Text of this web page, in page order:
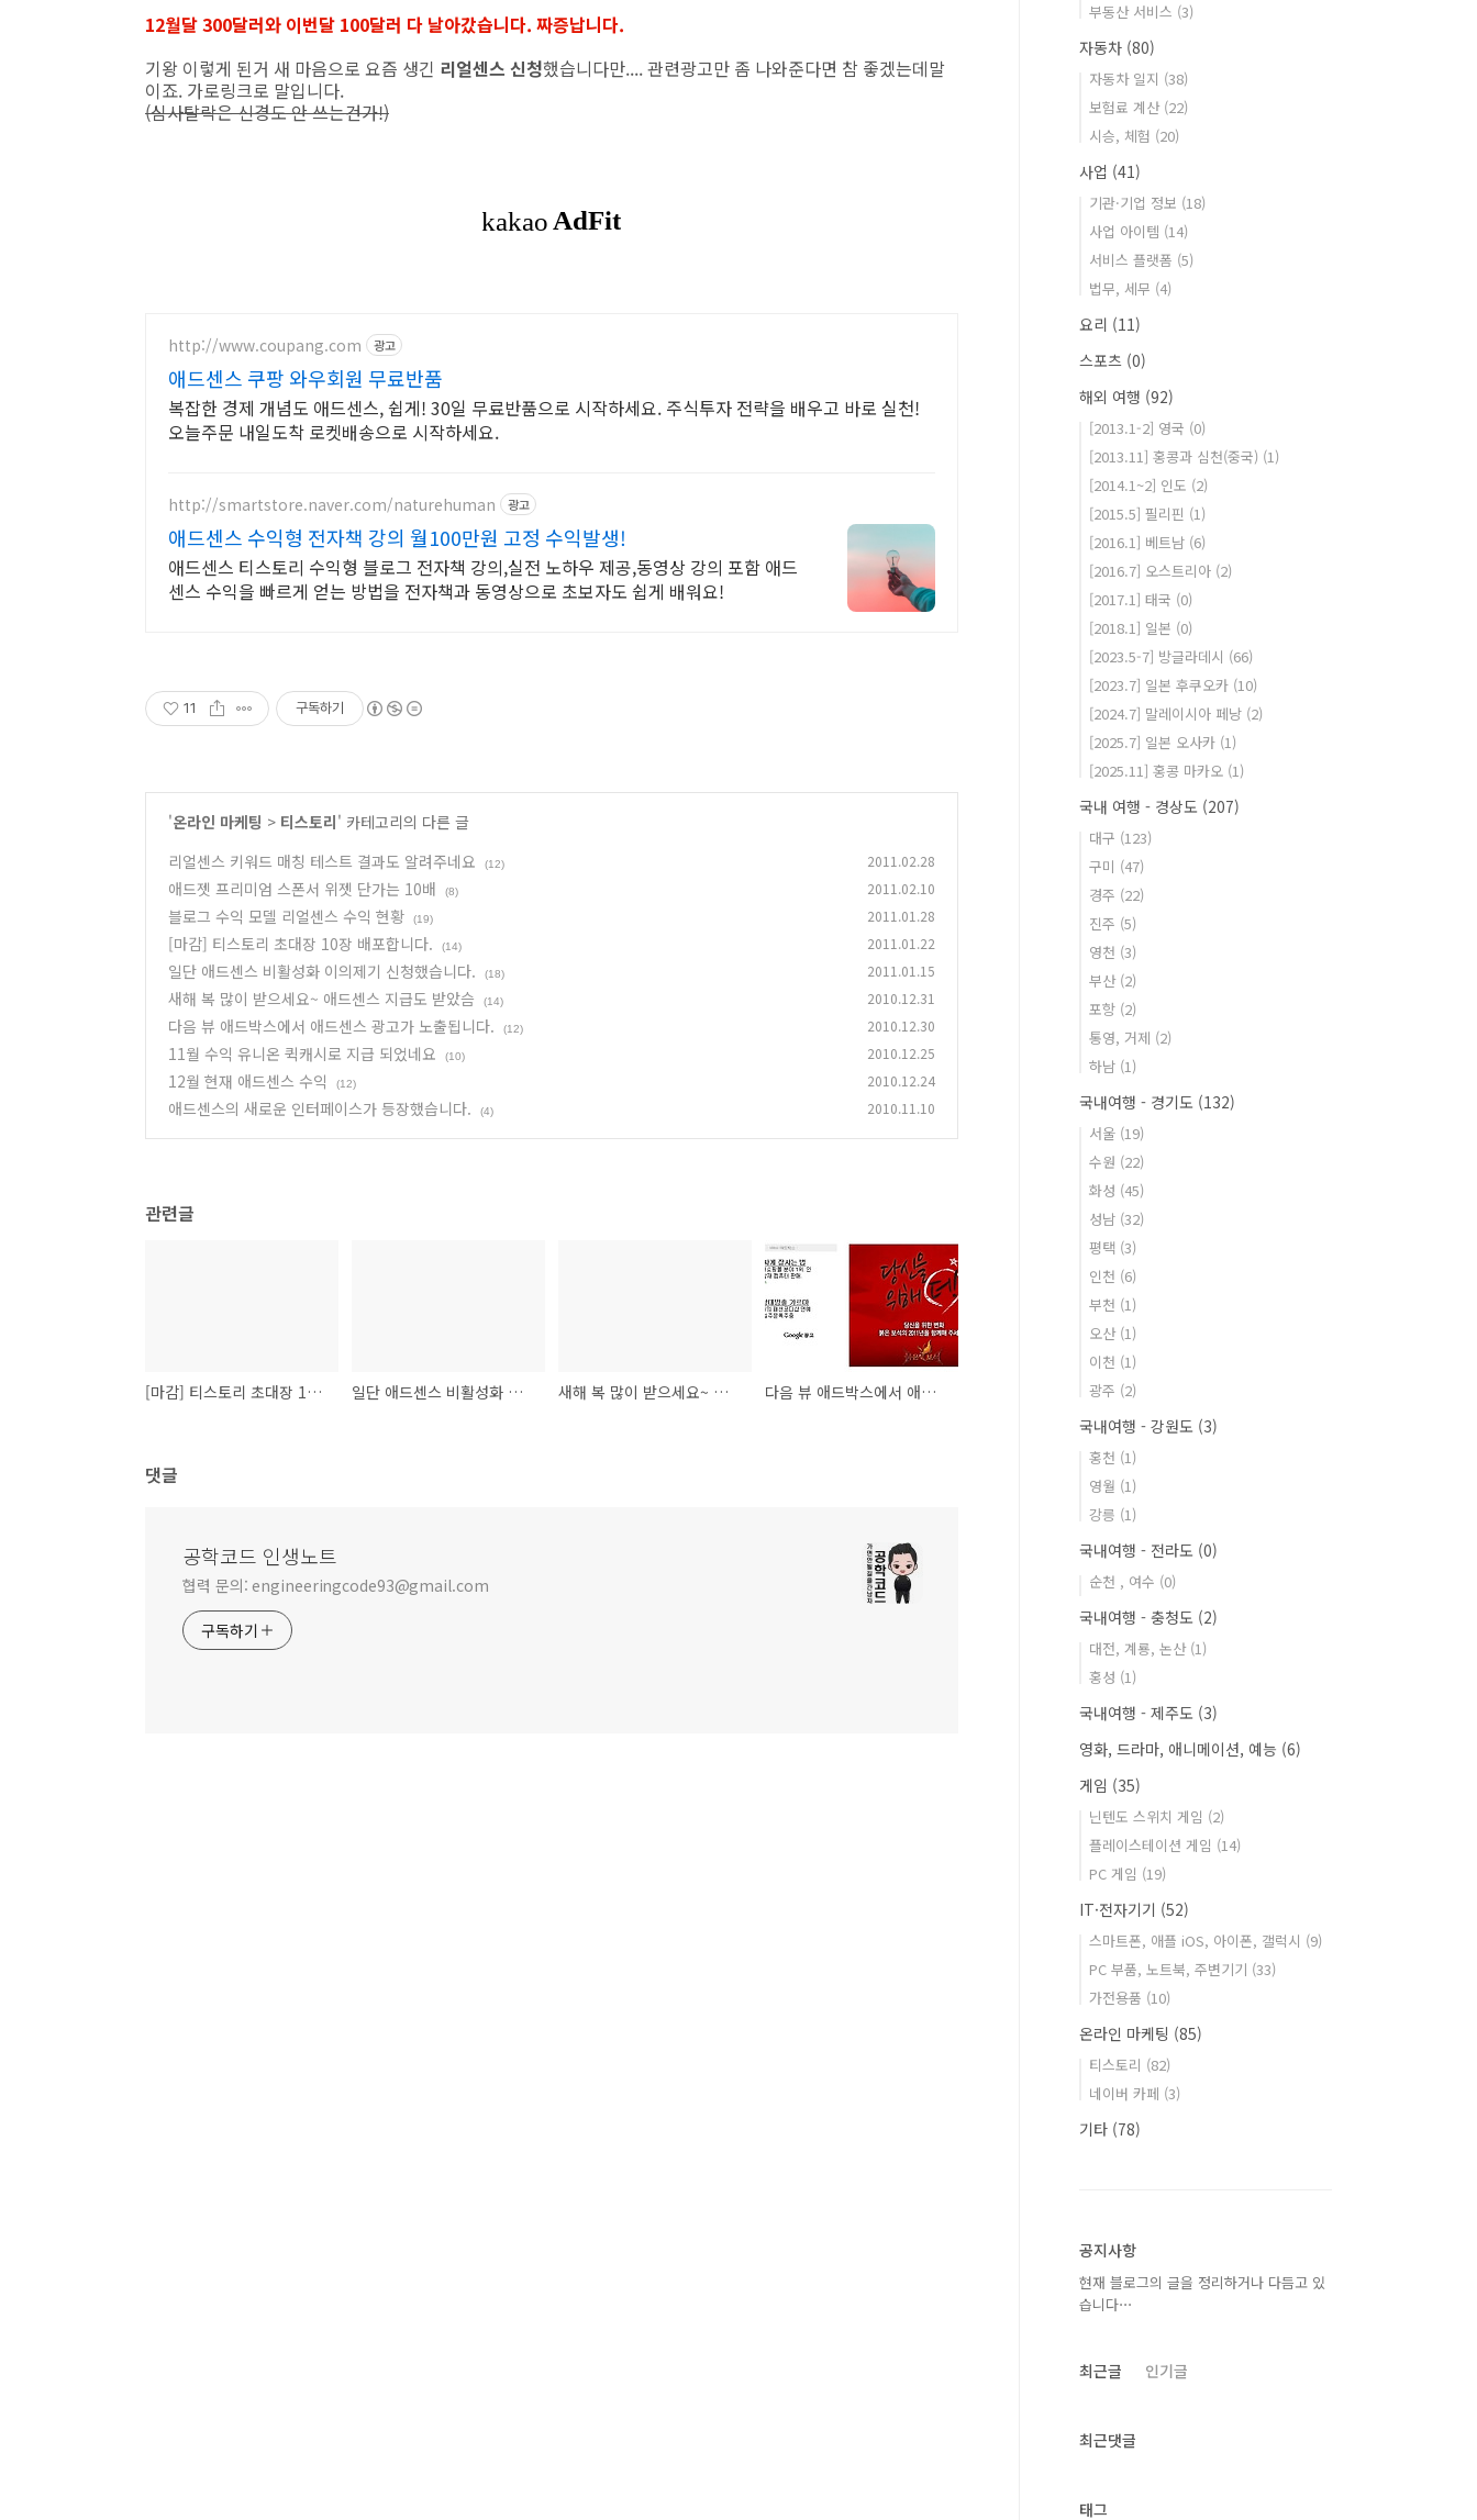
12월달 300달러와 이번달 100달러 다 날아갔습니다. 짜증납니다.
기왕 이렇게 된거 새 마음으로 요즘 생긴 리얼센스 신청했습니다만.... 관련광고만 좀 나와준다면 참 좋겠는데말
이죠. 가로링크로 말입니다.
(심사탈락은 신경도 안 쓰는건가!)
http://www.coupang.com 광고
애드센스 쿠팡 와우회원 무료반품
복잡한 경제 개념도 애드센스, 쉽게! 30일 무료반품으로 시작하세요. 주식투자 전략을 배우고 바로 실천!
오늘주문 내일도착 로켓배송으로 시작하세요.
http://smartstore.naver.com/naturehuman 광고
애드센스 수익형 전자책 강의 월100만원 고정 수익발생!
애드센스 티스토리 수익형 블로그 전자책 강의,실전 노하우 제공,동영상 강의 포함 애드
센스 수익을 빠르게 얻는 방법을 전자책과 동영상으로 초보자도 쉽게 배워요!
11 구독하기
'온라인 마케팅 > 티스토리' 카테고리의 다른 글
리얼센스 키워드 매칭 테스트 결과도 알려주네요
(12) 2011.02.28
애드젯 프리미엄 스폰서 위젯 단가는 10배 (8) 2011.02.10
블로그 수익 모델 리얼센스 수익 현황 (19) 2011.01.28
[마감] 티스토리 초대장 10장 배포합니다. (14) 2011.01.22
일단 애드센스 비활성화 이의제기 신청했습니다. (18) 2011.01.15
새해 복 많이 받으세요~ 애드센스 지급도 받았슴 (14) 2010.12.31
다음 뷰 애드박스에서 애드센스 광고가 노출됩니다. (12) 2010.12.30
11월 수익 유니온 퀵캐시로 지급 되었네요 (10) 2010.12.25
12월 현재 애드센스 수익 (12) 2010.12.24
애드센스의 새로운 인터페이스가 등장했습니다. (4) 2010.11.10
관련글
[마감] 티스토리 초대장 10장 배포합니다. 일단 애드센스 비활성화 이의제기 신청했습니다. 새해 복 많이 받으세요~ 애드센스 지급도 받았슴 다음 뷰 애드박스에서 애드센스 광고가 노출됩니다.
댓글
공학코드 인생노트
협력 문의: engineeringcode93@gmail.com
구독하기
부동산 서비스 (3)
자동차 (80)
자동차 일지 (38)
보험료 계산 (22)
시승, 체험 (20)
사업 (41)
기관·기업 정보 (18)
사업 아이템 (14)
서비스 플랫폼 (5)
법무, 세무 (4)
요리 (11)
스포츠 (0)
해외 여행 (92)
[2013.1-2] 영국 (0)
[2013.11] 홍콩과 심천(중국) (1)
[2014.1~2] 인도 (2)
[2015.5] 필리핀 (1)
[2016.1] 베트남 (6)
[2016.7] 오스트리아 (2)
[2017.1] 태국 (0)
[2018.1] 일본 (0)
[2023.5-7] 방글라데시 (66)
[2023.7] 일본 후쿠오카 (10)
[2024.7] 말레이시아 페낭 (2)
[2025.7] 일본 오사카 (1)
[2025.11] 홍콩 마카오 (1)
국내 여행 - 경상도 (207)
대구 (123)
구미 (47)
경주 (22)
진주 (5)
영천 (3)
부산 (2)
포항 (2)
통영, 거제 (2)
하남 (1)
국내여행 - 경기도 (132)
서울 (19)
수원 (22)
화성 (45)
성남 (32)
평택 (3)
인천 (6)
부천 (1)
오산 (1)
이천 (1)
광주 (2)
국내여행 - 강원도 (3)
홍천 (1)
영월 (1)
강릉 (1)
국내여행 - 전라도 (0)
순천 , 여수 (0)
국내여행 - 충청도 (2)
대전, 계룡, 논산 (1)
홍성 (1)
국내여행 - 제주도 (3)
영화, 드라마, 애니메이션, 예능 (6)
게임 (35)
닌텐도 스위치 게임 (2)
플레이스테이션 게임 (14)
PC 게임 (19)
IT·전자기기 (52)
스마트폰, 애플 iOS, 아이폰, 갤럭시 (9)
PC 부품, 노트북, 주변기기 (33)
가전용품 (10)
온라인 마케팅 (85)
티스토리 (82)
네이버 카페 (3)
기타 (78)
공지사항
현재 블로그의 글을 정리하거나 다듬고 있
습니다⋯
최근글 인기글
최근댓글
태그